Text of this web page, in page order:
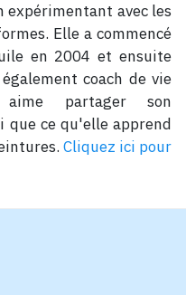
expérimentant avec les
Elle a commencé
en 2004 et ensuite
coach de vie
partager son
que ce qu'elle apprend
Cliquez ici pour